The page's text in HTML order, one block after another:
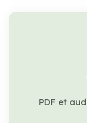
PDF et